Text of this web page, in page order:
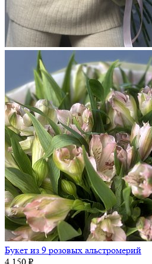
Букет из 9 розовых альстромерий